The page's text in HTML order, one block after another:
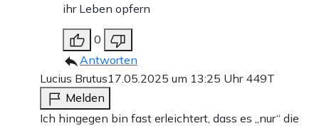
ihr Leben opfern
0
Antworten
Lucius Brutus17.05.2025 um 13:25 Uhr 449T
Melden
Ich hingegen bin fast erleichtert, dass es „nur“ die